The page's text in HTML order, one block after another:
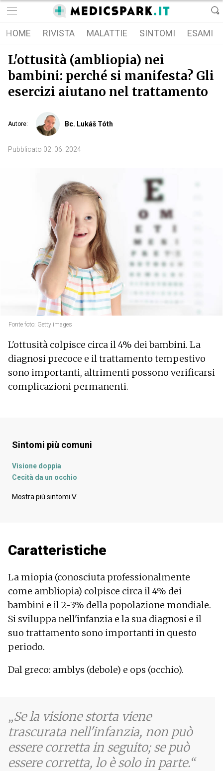
HOME RIVISTA MALATTIE SINTOMI ESAMI
L'ottusità (ambliopia) nei
bambini: perché si manifesta? Gli
esercizi aiutano nel trattamento
Autore: Bc. Lukáš Tóth
Pubblicato 02. 06. 2024
Fonte foto: Getty images
L'ottusità colpisce circa il 4% dei bambini. La
diagnosi precoce e il trattamento tempestivo
sono importanti, altrimenti possono verificarsi
complicazioni permanenti.
Sintomi più comuni
Visione doppia
Cecità da un occhio
Socchiudere gli occhi
Deterioramento della vista
Mostra più sintomi ᐯ
Caratteristiche
La miopia (conosciuta professionalmente
come ambliopia) colpisce circa il 4% dei
bambini e il 2-3% della popolazione mondiale.
Si sviluppa nell'infanzia e la sua diagnosi e il
suo trattamento sono importanti in questo
periodo.
Dal greco: amblys (debole) e ops (occhio).
Se la visione storta viene
trascurata nell'infanzia, non può
essere corretta in seguito; se può
essere corretta, lo è solo in parte.